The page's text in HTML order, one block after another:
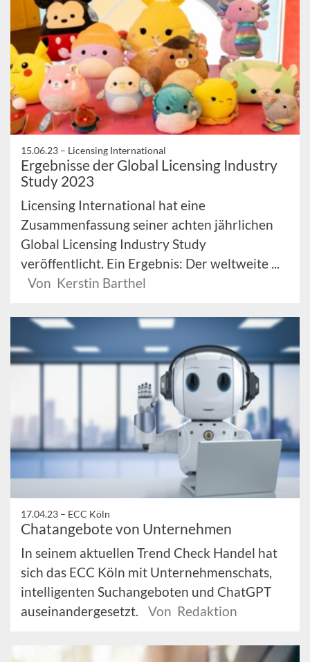
15.06.23 – Licensing International
Ergebnisse der Global Licensing Industry
Study 2023
Licensing International hat eine
Zusammenfassung seiner achten jährlichen
Global Licensing Industry Study
veröffentlicht. Ein Ergebnis: Der weltweite ...
Von Kerstin Barthel
17.04.23 – ECC Köln
Chatangebote von Unternehmen
In seinem aktuellen Trend Check Handel hat
sich das ECC Köln mit Unternehmenschats,
intelligenten Suchangeboten und ChatGPT
auseinandergesetzt.
Von Redaktion